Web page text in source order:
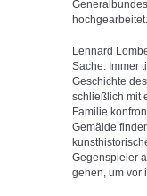
hochgearbeitet.
Lennard
Sache. Immer
Geschichte
schließlich mit
Familie
Gemälde
Gegenspieler
gehen, um vor